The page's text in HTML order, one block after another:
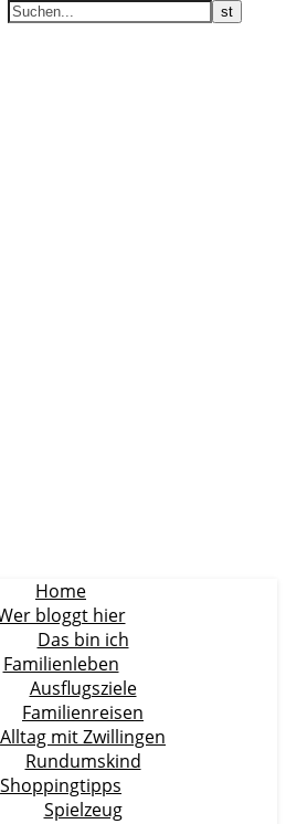
Home
bloggt hier
Das bin ich
Familienleben
Ausflugsziele
Familienreisen
Alltag mit Zwillingen
Rundumskind
Shoppingtipps
Spielzeug